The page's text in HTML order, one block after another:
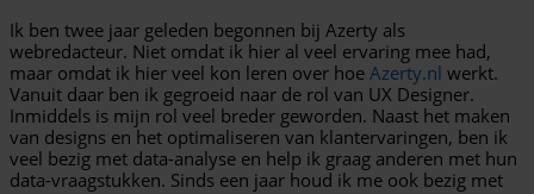
Ik ben twee jaar geleden begonnen bij Azerty als
webredacteur. Niet omdat ik hier al veel ervaring mee had,
maar omdat ik hier veel kon leren over hoe Azerty.nl werkt.
Vanuit daar ben ik gegroeid naar de rol van UX Designer.
Inmiddels is mijn rol veel breder geworden. Naast het maken
van designs en het optimaliseren van klantervaringen, ben ik
veel bezig met data-analyse en help ik graag anderen met hun
data-vraagstukken. Sinds een jaar houd ik me ook bezig met